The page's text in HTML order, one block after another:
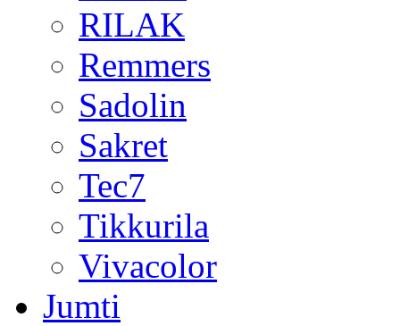
RILAK
Remmers
Sadolin
Sakret
Tec7
Tikkurila
Vivacolor
Jumti